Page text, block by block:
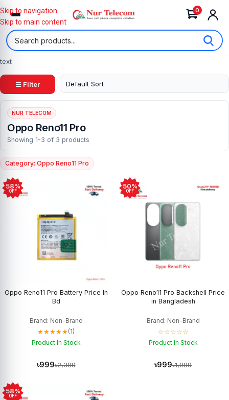
0
Skip to navigation
Skip to main content
text
☰ Filter
NUR TELECOM
Oppo Reno11 Pro
Showing 1-3 of 3 products
Category: Oppo Reno11 Pro
58%
OFF
Oppo Reno11 Pro Battery Price In
Bd
Brand: Non-Brand
★★★★★(1)
Product In Stock
৳999৳2,399
50%
OFF
Oppo Reno11 Pro Backshell Price
in Bangladesh
Brand: Non-Brand
☆☆☆☆☆
Product In Stock
৳999৳1,999
58%
OFF